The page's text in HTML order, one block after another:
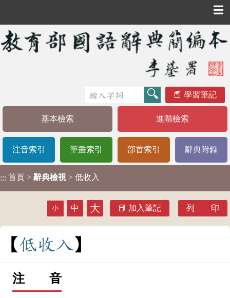
☰
學習筆記
基本檢索 進階檢索
注音索引 筆畫索引 部首索引 辭典附錄
::: 首頁 > 辭典檢視 > 低收入
小 中 大 加入筆記 列 印
低收 入
注 音